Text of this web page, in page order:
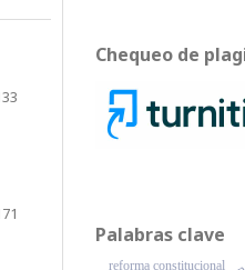
Chequeo de
Palabras clave
reforma constitucional